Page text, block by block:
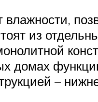
влажности,
из
домах
–